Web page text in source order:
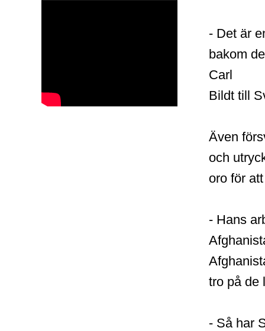
- Det är
bakom
Carl
Bildt till
Även
och
oro för
- Hans
tro på de
- Så har